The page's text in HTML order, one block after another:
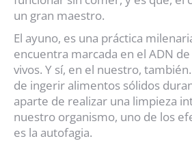
un gran maestro.
El ayuno, es una práctica
encuentra marcada en el ADN
vivos. Y sí, en el nuestro, también.
de ingerir alimentos sólidos
aparte de realizar una limpieza
nuestro organismo, uno de los
es la autofagia.